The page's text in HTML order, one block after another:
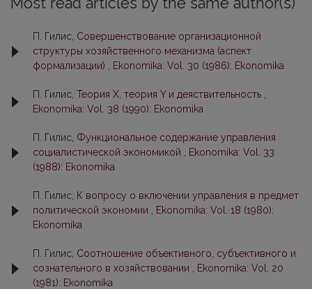
П. Гилис, Совершенствование организационной
структуры хозяйственного механизма (аспект
формализации)
Ekonomika: Vol. 30 (1986): Ekonomika
П. Гилис, Теория X, теория Y и деяствительность
Ekonomika: Vol. 38 (1990): Ekonomika
П. Гилис, Функциональное содержание управления
социалистической экономикой
Ekonomika: Vol. 33
(1988): Ekonomika
П. Гилис, К вопросу о включении управления в предмет
политической экономии
Ekonomika: Vol. 18 (1980):
Ekonomika
П. Гилис, Соотношение объективного, субъективного и
сознательного в хозяйствовании
Ekonomika: Vol. 20
(1981): Ekonomika